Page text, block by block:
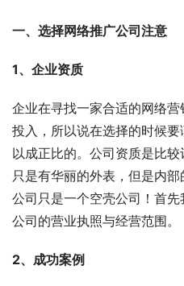
一、选择网络推广公司注意
1、企业资质
企业在寻找一家合适的网络
投入，所以说在选择的时候
以成正比的。公司资质是比
只是有华丽的外表，但是内
公司只是一个空壳公司！首
公司的营业执照与经营范围。
2、成功案例